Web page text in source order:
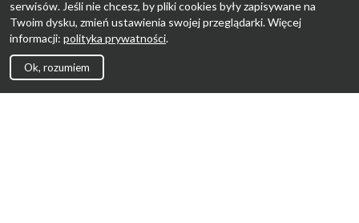
serwisów. Jeśli nie chcesz, by pliki cookies były zapisywane na
Twoim dysku, zmień ustawienia swojej przeglądarki. Więcej
informacji: polityka prywatności.
Ok, rozumiem